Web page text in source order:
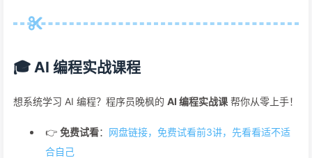
🎓 AI 编程实战课程
想系统学习 AI 编程？程序员晚枫的 AI 编程实战课 帮你从零上手！
👉 免费试看： 网盘链接，免费试看前3讲，先看看适不适
合自己